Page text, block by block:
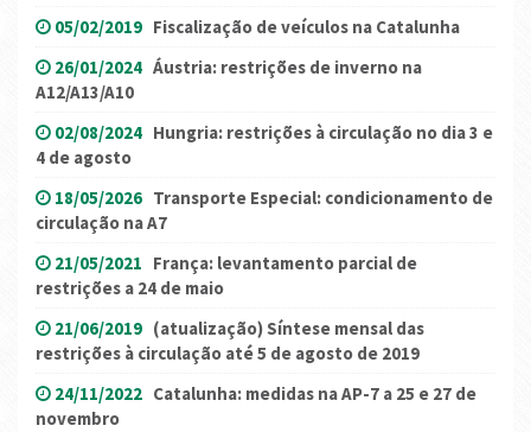
05/02/2019 Fiscalização de veículos na Catalunha
26/01/2024 Áustria: restrições de inverno na
A12/A13/A10
02/08/2024 Hungria: restrições à circulação no dia 3 e
4 de agosto
18/05/2026 Transporte Especial: condicionamento de
circulação na A7
21/05/2021 França: levantamento parcial de
restrições a 24 de maio
21/06/2019 (atualização) Síntese mensal das
restrições à circulação até 5 de agosto de 2019
24/11/2022 Catalunha: medidas na AP-7 a 25 e 27 de
novembro